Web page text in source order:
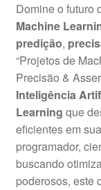
Domine o futuro
Machine
predição,
“Projetos de
Precisão &
Inteligência
Learning que
eficientes em
programador,
buscando
poderosos, este